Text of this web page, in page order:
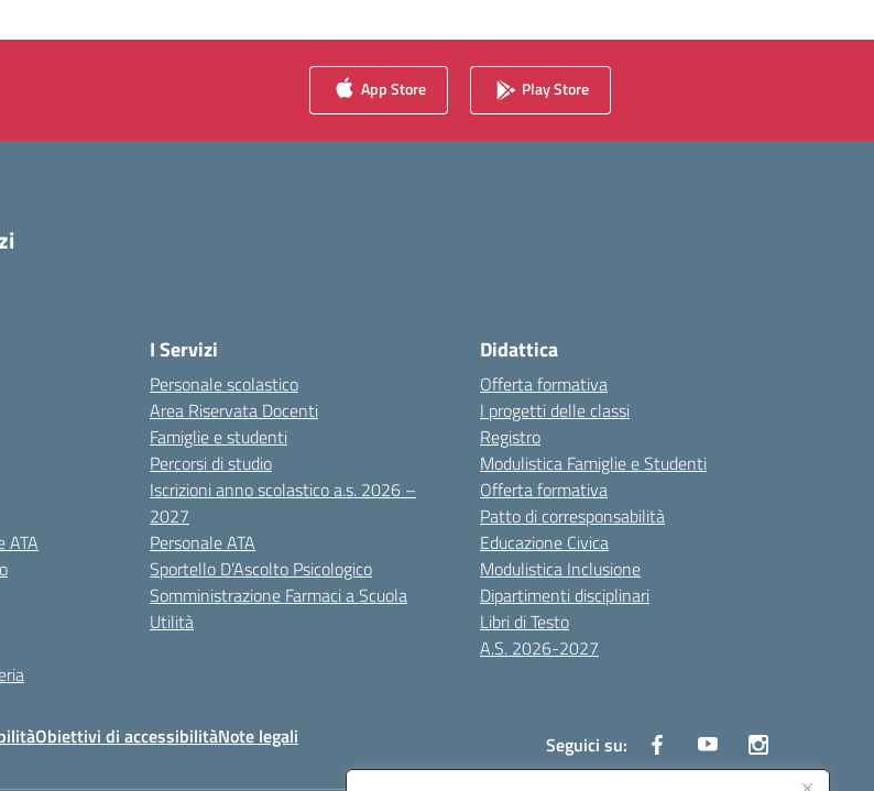
App Store Play Store
ATA
I Servizi
Personale scolastico
Area Riservata Docenti
Famiglie e studenti
Percorsi di studio
Iscrizioni anno scolastico a.s. 2026 –
2027
Personale ATA
Sportello D’Ascolto Psicologico
Somministrazione Farmaci a Scuola
Utilità
Didattica
Offerta formativa
I progetti delle classi
Registro
Modulistica Famiglie e Studenti
Offerta formativa
Patto di corresponsabilità
Educazione Civica
Modulistica Inclusione
Dipartimenti disciplinari
Libri di Testo
A.S. 2026-2027
Obiettivi di accessibilitàNote legali Seguici su: